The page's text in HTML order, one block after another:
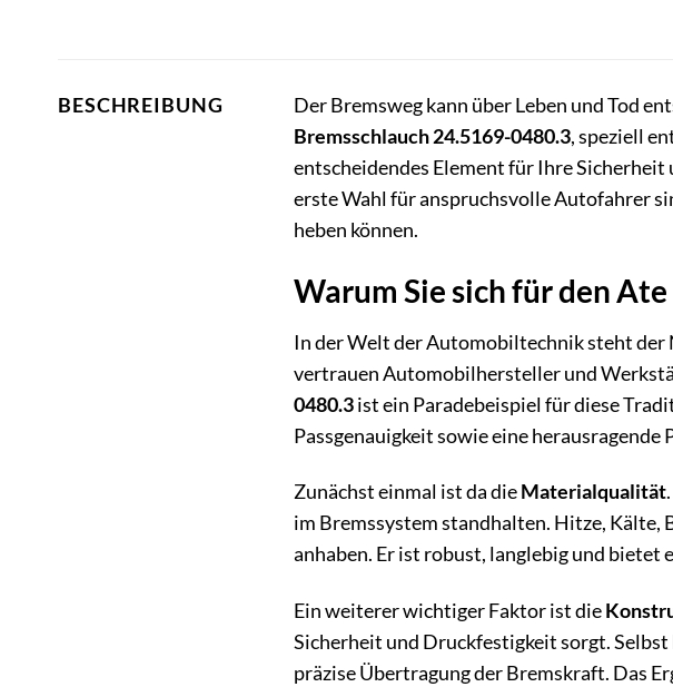
BESCHREIBUNG Der Bremsweg kann über Leben und Tod
Bremsschlauch 24.5169-0480.3, speziell
entscheidendes Element für Ihre Sicherheit
erste Wahl für anspruchsvolle Autofahrer
heben können.
Warum Sie sich für den
In der Welt der Automobiltechnik steht
vertrauen Automobilhersteller und
0480.3ist ein Paradebeispiel für diese
Passgenauigkeit sowie eine herausragende
Zunächst einmal ist da dieMaterialqualität
im Bremssystem standhalten. Hitze, Kälte,
anhaben. Er ist robust, langlebig und bietet
Ein weiterer wichtiger Faktor ist die
Sicherheit und Druckfestigkeit sorgt.
präzise Übertragung der Bremskraft. Das